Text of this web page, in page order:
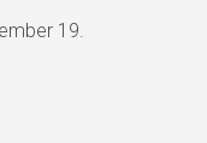
19.